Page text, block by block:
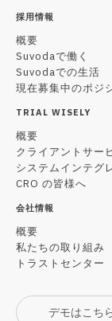
採用情報
概要
Suvodaで働く
Suvodaでの生活
現在募集中のポジ
TRIAL WISELY
概要
クライアントサー
システムインテグ
CRO の皆様へ
会社情報
概要
私たちの取り組み
トラストセンター
デモはこち